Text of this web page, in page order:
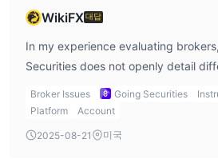
should clarify such capabilities
before considering them for
would keep expectations
support with Going Securities.
information matches precisely
documents and the account details is
Going Securities does not publicly
about its withdrawal process or
my cautious approach with any
can mean requests for additional
WikiFX대답
In my experience evaluating
Securities does not openly detail
on their website or in publicly
immediately stands out to me.
Broker Issues Going Securities
Platform
Account
2025-08-21 미국